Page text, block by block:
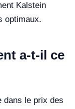
Kalstein
optimaux.
a-t-il ce
dans le prix des